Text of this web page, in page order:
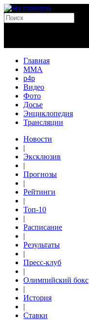
Главная
MMA
p4p
Видео
Фото
Досье
Энциклопедия
Трансляции
Новости
|
Эксклюзив
|
Прогнозы
|
Рейтинги
|
Топ-10
|
Расписание
|
Результаты
|
Пресс-клуб
|
Олимпийский бокс
|
История
|
Ставки